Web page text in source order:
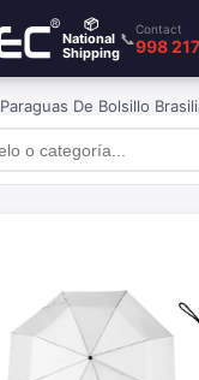
📦
National
Shipping
📞
Contact
998
Paraguas De Bolsillo